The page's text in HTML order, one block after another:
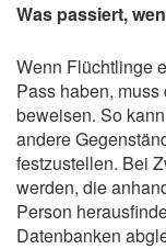
Was passiert,
Wenn Flüchtlinge
Pass haben,
beweisen. So
andere
festzustellen. Bei
werden, die
Person
Datenbanken